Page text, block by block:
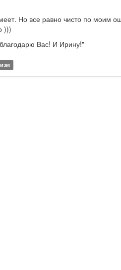
Но все равно чисто по моим
)))
Вас! И Ирину!"